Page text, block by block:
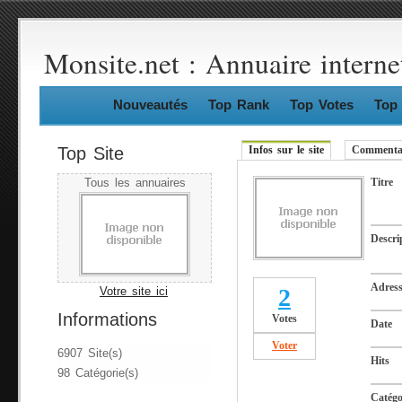
Monsite.net : Annuaire
Nouveautés Top Rank Top Votes Top
Top Site
Tous les annuaires
Votre site ici
Informations
6907 Site(s)
98 Catégorie(s)
Infos sur le site
2
Votes
Voter
Titre
Date
Hits